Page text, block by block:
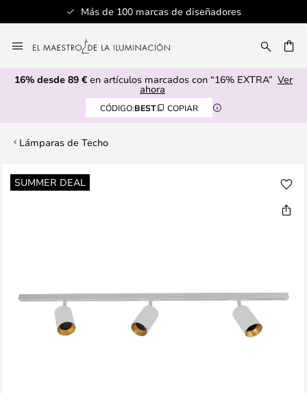
Más de 100 marcas de diseñadores
al
contenido
16% desde 89 € en artículos marcados con “16% EXTRA” Ver
ahora
CÓDIGO:BEST COPIAR
Lámparas de Techo
SUMMER DEAL
Saltar
al
imágenes